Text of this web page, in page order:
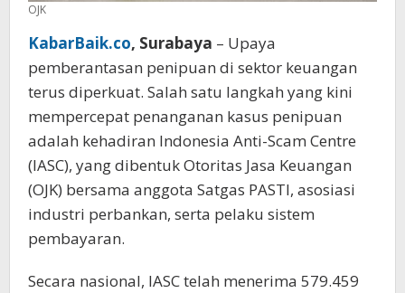
OJK
KabarBaik.co, Surabaya – Upaya
pemberantasan penipuan di sektor keuangan
terus diperkuat. Salah satu langkah yang kini
mempercepat penanganan kasus penipuan
adalah kehadiran Indonesia Anti-Scam Centre
(IASC), yang dibentuk Otoritas Jasa Keuangan
(OJK) bersama anggota Satgas PASTI, asosiasi
industri perbankan, serta pelaku sistem
pembayaran.
Secara nasional, IASC telah menerima 579.459